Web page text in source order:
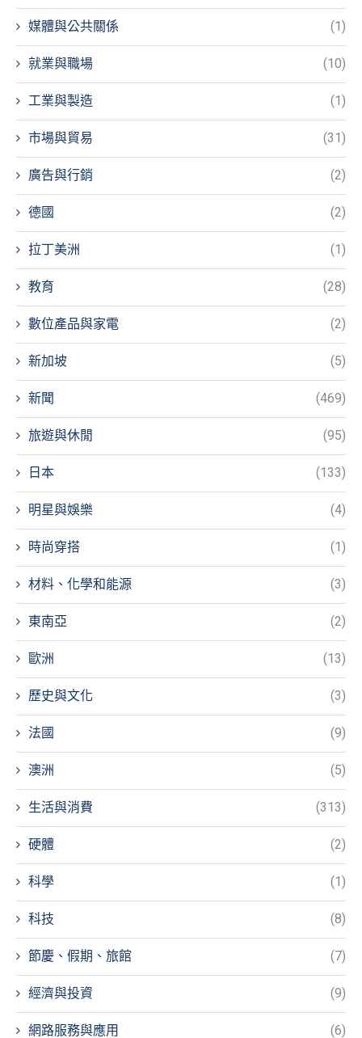
媒體與公共關係 (1)
就業與職場 (10)
工業與製造 (1)
市場與貿易 (31)
廣告與行銷 (2)
德國 (2)
拉丁美洲 (1)
教育 (28)
數位產品與家電 (2)
新加坡 (5)
新聞 (469)
旅遊與休閒 (95)
日本 (133)
明星與娛樂 (4)
時尚穿搭 (1)
材料、化學和能源 (3)
東南亞 (2)
歐洲 (13)
歷史與文化 (3)
法國 (9)
澳洲 (5)
生活與消費 (313)
硬體 (2)
科學 (1)
科技 (8)
節慶、假期、旅館 (7)
經濟與投資 (9)
網路服務與應用 (6)